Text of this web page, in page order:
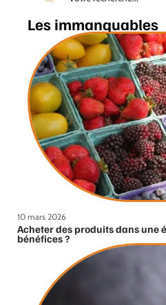
Les immanquables
10 mars 2026
Acheter des produits dans une
bénéfices ?